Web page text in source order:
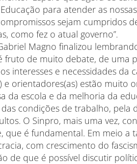
para atender as
sejam cumpridos
como fez o atual governo”.
Magno finalizou
fruto de muito debate, de uma
interesses e necessidades da
e orientadores(as) estão muito
da escola e da melhoria da
condições de trabalho, pela
O Sinpro, mais uma vez,
que é fundamental. Em meio a
com crescimento do
de que é possível discutir